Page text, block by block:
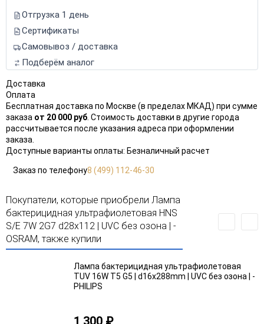
Отгрузка 1 день
Сертификаты
Самовывоз / доставка
Подберём аналог
Доставка
Оплата
Бесплатная доставка по Москве (в пределах МКАД) при сумме
заказа от 20 000 руб . Стоимость доставки в другие города
рассчитывается после указания адреса при оформлении
заказа.
Доступные варианты оплаты: Безналичный расчет
Заказ по телефону8 (499) 112-46-30
Покупатели, которые приобрели Лампа
бактерицидная ультрафиолетовая HNS
S/E 7W 2G7 d28х112 | UVC без озона | -
OSRAM, также купили
Лампа бактерицидная ультрафиолетовая
TUV 16W T5 G5 | d16x288mm | UVC без озона | -
PHILIPS
1 300 ₽